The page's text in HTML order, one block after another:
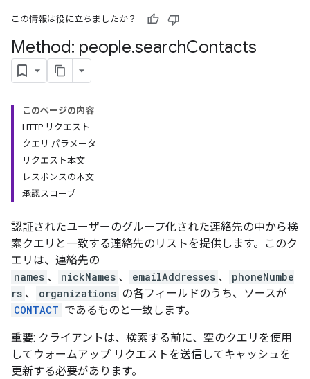
この情報は役に立ちましたか？
Method: people.searchContacts
このページの内容
HTTP リクエスト
クエリ パラメータ
リクエスト本文
レスポンスの本文
承認スコープ
認証されたユーザーのグループ化された連絡先の中から検
索クエリと一致する連絡先のリストを提供します。このク
エリは、連絡先の
names 、 nickNames 、 emailAddresses 、
phoneNumbe
rs 、 organizations の各フィールドのうち、ソースが
CONTACT であるものと一致します。
重要: クライアントは、検索する前に、空のクエリを使用
してウォームアップ リクエストを送信してキャッシュを
更新する必要があります。